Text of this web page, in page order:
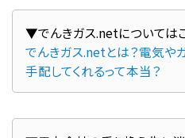
でんきガス.netとは？電気や
手配してくれるって本当？